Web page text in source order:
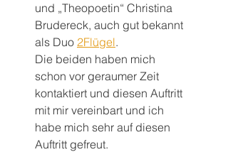
und „Theopoetin“ Christina
Brudereck, auch gut bekannt
als Duo 2Flügel.
Die beiden haben mich
schon vor geraumer Zeit
kontaktiert und diesen Auftritt
mit mir vereinbart und ich
habe mich sehr auf diesen
Auftritt gefreut.